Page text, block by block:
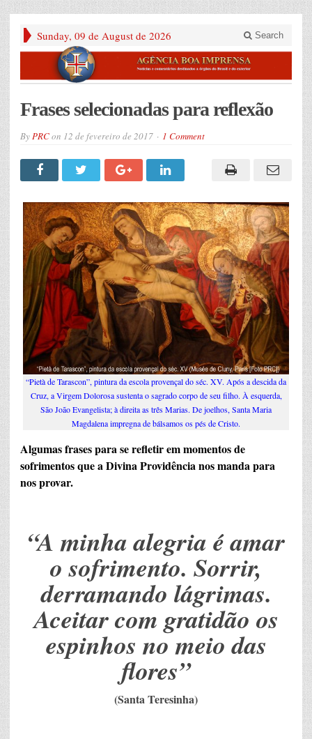
Sunday, 09 de August de 2026 Search
Frases selecionadas para reflexão
ByPRCon 12 de fevereiro de 2017 1 Comment
“Pietà de Tarascon”, pintura da escola provençal do séc. XV. Após a descida da
Cruz, a Virgem Dolorosa sustenta o sagrado corpo de seu filho. À esquerda,
São João Evangelista; à direita as três Marias. De joelhos, Santa Maria
Magdalena impregna de bálsamos os pés de Cristo.
Algumas frases para se refletir em momentos de
sofrimentos que a Divina Providência nos manda para
nos provar.
“A minha alegria é amar
o sofrimento. Sorrir,
derramando lágrimas.
Aceitar com gratidão os
espinhos no meio das
flores”
(Santa Teresinha)